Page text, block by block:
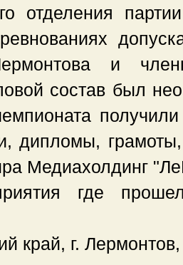
отделения
и
состав был
дипломы,
Медиахолдинг
где
край, г.